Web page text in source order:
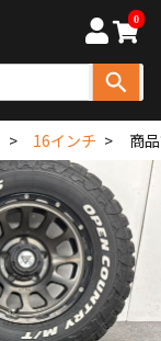
0
16インチ 商